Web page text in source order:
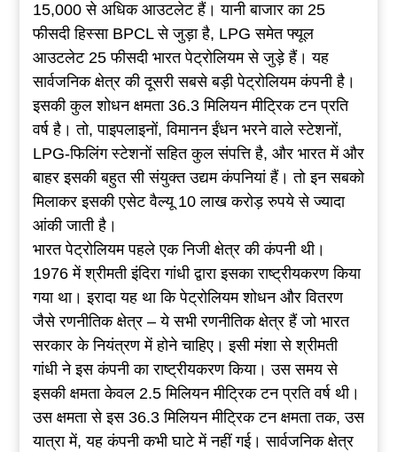
15,000 से अधिक आउटलेट हैं। यानी बाजार का 25
फीसदी हिस्सा BPCL से जुड़ा है, LPG समेत फ्यूल
आउटलेट 25 फीसदी भारत पेट्रोलियम से जुड़े हैं। यह
सार्वजनिक क्षेत्र की दूसरी सबसे बड़ी पेट्रोलियम कंपनी है।
इसकी कुल शोधन क्षमता 36.3 मिलियन मीट्रिक टन प्रति
वर्ष है। तो, पाइपलाइनों, विमानन ईंधन भरने वाले स्टेशनों,
LPG-फिलिंग स्टेशनों सहित कुल संपत्ति है, और भारत में और
बाहर इसकी बहुत सी संयुक्त उद्यम कंपनियां हैं। तो इन सबको
मिलाकर इसकी एसेट वैल्यू 10 लाख करोड़ रुपये से ज्यादा
आंकी जाती है।
भारत पेट्रोलियम पहले एक निजी क्षेत्र की कंपनी थी।
1976 में श्रीमती इंदिरा गांधी द्वारा इसका राष्ट्रीयकरण किया
गया था। इरादा यह था कि पेट्रोलियम शोधन और वितरण
जैसे रणनीतिक क्षेत्र – ये सभी रणनीतिक क्षेत्र हैं जो भारत
सरकार के नियंत्रण में होने चाहिए। इसी मंशा से श्रीमती
गांधी ने इस कंपनी का राष्ट्रीयकरण किया। उस समय से
इसकी क्षमता केवल 2.5 मिलियन मीट्रिक टन प्रति वर्ष थी।
उस क्षमता से इस 36.3 मिलियन मीट्रिक टन क्षमता तक, उस
यात्रा में, यह कंपनी कभी घाटे में नहीं गई। सार्वजनिक क्षेत्र